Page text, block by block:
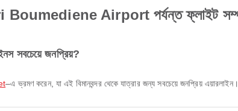
Boumediene Airport পর্যন্ত ফ্লাইট
সবচেয়ে জনপ্রিয়?
–এ ভ্রমণ করেন, যা এই বিমানবন্দর থেকে যাত্রার জন্য সবচেয়ে জনপ্রিয় এয়ারলাইন।